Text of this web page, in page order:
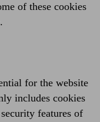
of these cookies
for the website
includes cookies
features of